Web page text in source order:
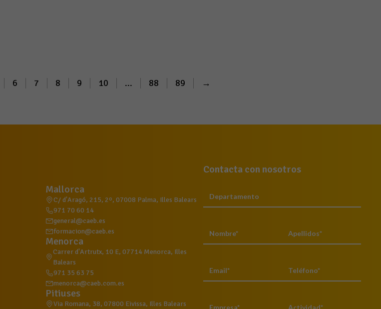
6 7 8 9 10 ... 88 89 →
Mallorca
C/ d'Aragó, 215, 2º, 07008 Palma, Illes Balears
971 70 60 14
general@caeb.es
formacion@caeb.es
Menorca
Carrer d'Artrutx, 10 E, 07714 Menorca, Illes
Balears
971 35 63 75
menorca@caeb.com.es
Pitiuses
Via Romana, 38, 07800 Eivissa, Illes Balears
Contacta con nosotros